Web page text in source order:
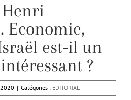
Economie,
est-il un
?
| Catégories : EDITORIAL